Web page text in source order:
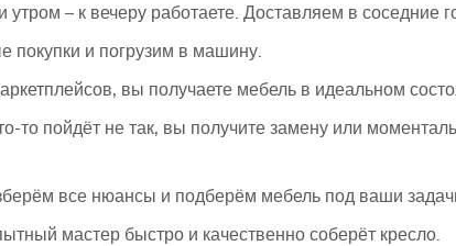
утром – к вечеру работаете. Доставляем в соседние
и погрузим в машину.
вы получаете мебель в идеальном
то пойдёт не так, вы получите замену или
все нюансы и подберём мебель под ваши
мастер быстро и качественно соберёт кресло.